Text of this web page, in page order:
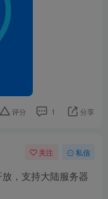
评分 1 分享
关注 私信
，支持大陆服务器